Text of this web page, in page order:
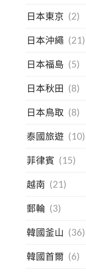
日本東京 (2)
日本沖繩 (21)
日本福島 (5)
日本秋田 (8)
日本鳥取 (8)
泰國旅遊 (10)
菲律賓 (15)
越南 (21)
郵輪 (3)
韓國釜山 (36)
韓國首爾 (6)